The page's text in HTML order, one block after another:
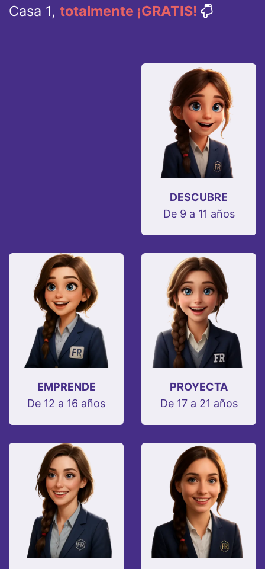
Casa 1, totalmente ¡GRATIS!
DESCUBRE
De 9 a 11 años
EMPRENDE
De 12 a 16 años
PROYECTA
De 17 a 21 años